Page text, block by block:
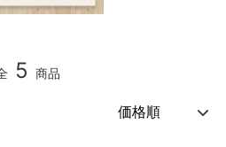
5 商品